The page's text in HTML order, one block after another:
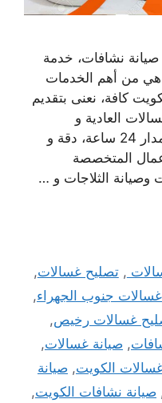
نشافات، خدمة
هي من أهم الخدمات
كافة، نعنى بتقديم
العادية و
الأتوماتيكية، نوفر خدماتنا على مدار 24 ساعة، دقة و
المتخصصة
وصيانة الثلاجات و …
,تصليح غسالات,
جنوب الجهراء,
غسالات رخيص,
, صيانة غسالات,
الكويت, صيانة
صيانة نشافات الكويت,